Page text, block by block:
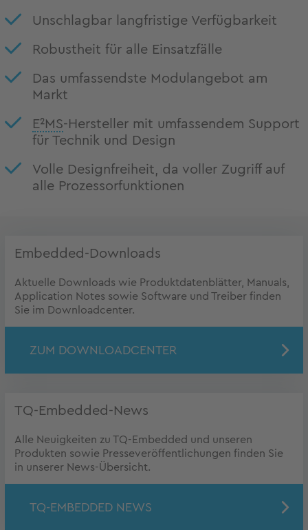
Unschlagbar langfristige Verfügbarkeit
Robustheit für alle Einsatzfälle
Das umfassendste Modulangebot am
Markt
E²MS-Hersteller mit umfassendem Support
für Technik und Design
Volle Designfreiheit, da voller Zugriff auf
alle Prozessorfunktionen
Embedded-Downloads
Aktuelle Downloads wie Produktdatenblätter, Manuals,
Application Notes sowie Software und Treiber finden
Sie im Downloadcenter.
ZUM DOWNLOADCENTER
TQ-Embedded-News
Alle Neuigkeiten zu TQ-Embedded und unseren
Produkten sowie Presseveröffentlichungen finden Sie
in unserer News-Übersicht.
TQ-EMBEDDED NEWS